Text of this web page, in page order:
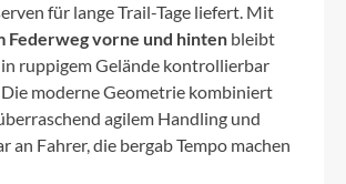
für lange Trail-Tage liefert. Mit
Federweg vorne und hinten bleibt
in ruppigem Gelände kontrollierbar
moderne Geometrie kombiniert
agilem Handling und
an Fahrer, die bergab Tempo machen